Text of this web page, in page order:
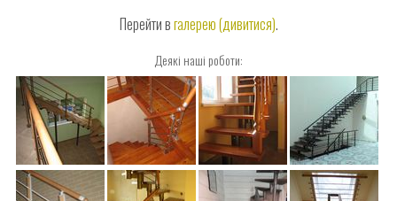
Перейти вгалерею(дивитися).
Деякі наші роботи: